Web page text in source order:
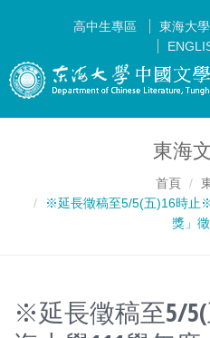
高中生專區 東海大
東海
首頁
※延長徵稿至5/5(五)16時止
獎」
※延長徵稿至5/